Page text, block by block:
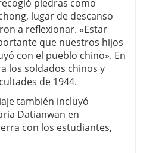
piedras como
lugar de descanso
a reflexionar. «Estar
que nuestros hijos
con el pueblo chino». En
los soldados chinos y
de 1944.
también incluyó
Datianwan en
con los estudiantes,